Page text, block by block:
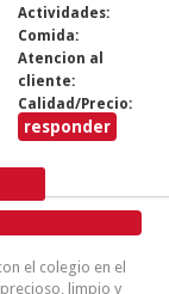
Actividades:
Comida:
Atencion al
cliente:
Calidad/Precio:
responder
el colegio en el
limpio y